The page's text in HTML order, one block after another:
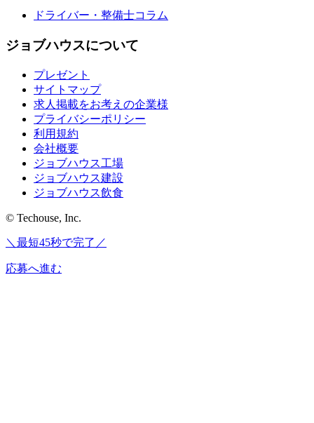
ドライバー・整備士コラム
ジョブハウスについて
プレゼント
サイトマップ
求人掲載をお考えの企業様
プライバシーポリシー
利用規約
会社概要
ジョブハウス工場
ジョブハウス建設
ジョブハウス飲食
© Techouse, Inc.
＼最短45秒で完了／
応募へ進む